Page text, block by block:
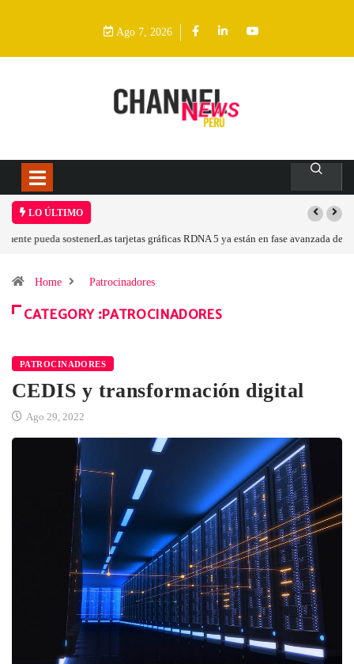
Ago 7, 2026
LO ÚLTIMO
Las tarjetas gráficas RDNA 5 ya están en fase avanzada de desarrollo
Home Patrocinadores
CATEGORY :PATROCINADORES
PATROCINADORES
CEDIS y transformación digital
Ago 29, 2022